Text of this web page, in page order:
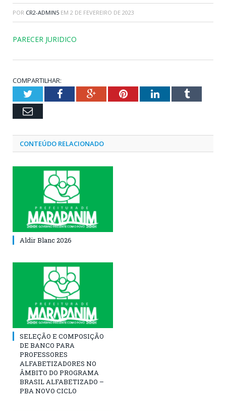
POR CR2-ADMIN5 EM 2 DE FEVEREIRO DE 2023
PARECER JURIDICO
COMPARTILHAR:
TwitterFacebookGoogle+PinterestLinkedInTumblr
Email
CONTEÚDO RELACIONADO
Aldir Blanc 2026
SELEÇÃO E COMPOSIÇÃO
DE BANCO PARA
PROFESSORES
ALFABETIZADORES NO
ÂMBITO DO PROGRAMA
BRASIL ALFABETIZADO –
PBA NOVO CICLO